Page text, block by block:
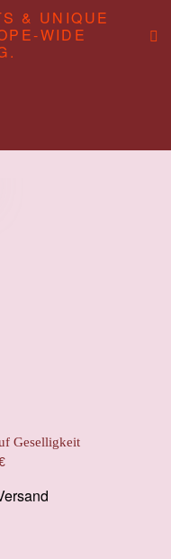
& UNIQUE
WIDE
Geselligkeit